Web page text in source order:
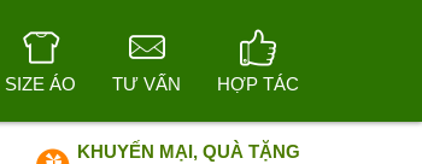
SIZE ÁO TƯ VẤN HỢP TÁC
KHUYẾN MẠI, QUÀ TẶNG